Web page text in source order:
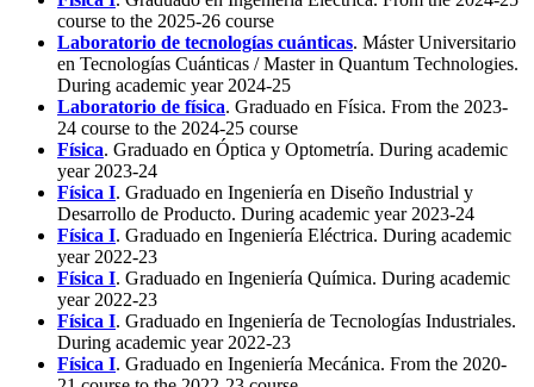
course to the 2025-26 course
Laboratorio de tecnologías cuánticas. Máster Universitario
en Tecnologías Cuánticas / Master in Quantum Technologies.
During academic year 2024-25
Laboratorio de física. Graduado en Física. From the 2023-
24 course to the 2024-25 course
Física. Graduado en Óptica y Optometría. During academic
year 2023-24
Física I. Graduado en Ingeniería en Diseño Industrial y
Desarrollo de Producto. During academic year 2023-24
Física I. Graduado en Ingeniería Eléctrica. During academic
year 2022-23
Física I. Graduado en Ingeniería Química. During academic
year 2022-23
Física I. Graduado en Ingeniería de Tecnologías Industriales.
During academic year 2022-23
Física I. Graduado en Ingeniería Mecánica. From the 2020-